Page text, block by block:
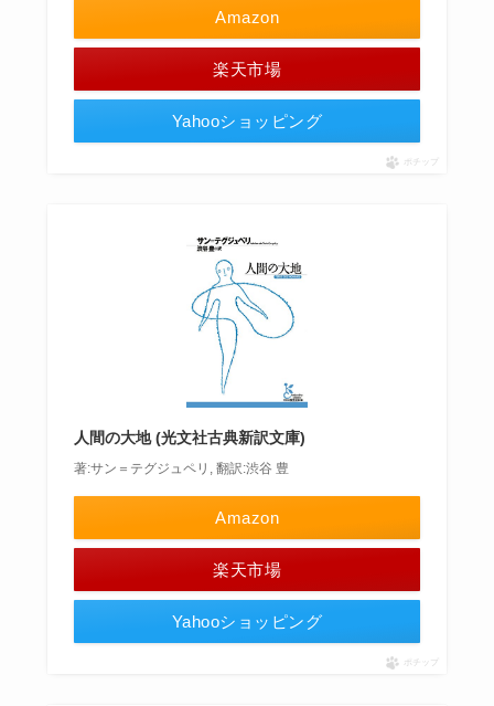
Amazon
楽天市場
Yahooショッピング
ポチップ
人間の大地 (光文社古典新訳文庫)
著:サン＝テグジュペリ, 翻訳:渋谷 豊
Amazon
楽天市場
Yahooショッピング
ポチップ